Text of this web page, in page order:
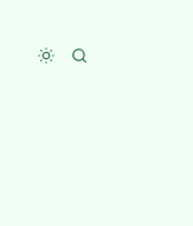
Toggle dark mode